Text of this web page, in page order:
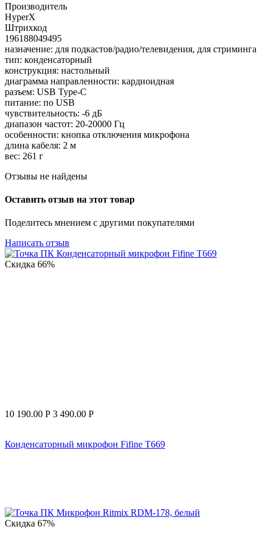
Производитель
HyperX
Штрихкод
196188049495
назначение: для подкастов/радио/телевидения, для стриминга
тип: конденсаторный
конструкция: настольный
диаграмма направленности: кардиоидная
разъем: USB Type-C
питание: по USB
чувствительность: -6 дБ
диапазон частот: 20-20000 Гц
особенности: кнопка отключения микрофона
длина кабеля: 2 м
вес: 261 г
Отзывы не найдены
Оставить отзыв на этот товар
Поделитесь мнением с другими покупателями
Написать отзыв
Скидка 66%
10 190.00 Р 3 490.00 Р
Конденсаторный микрофон Fifine T669
Скидка 67%